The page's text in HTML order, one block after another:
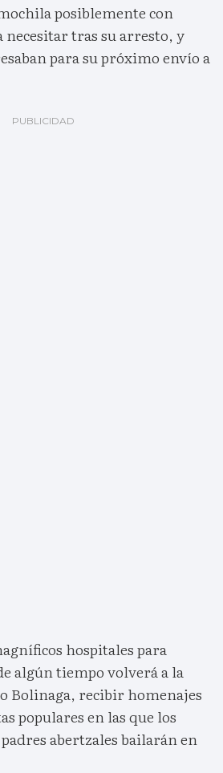
posiblemente con
necesitar tras su arresto, y
para su próximo envío a
hospitales para
algún tiempo volverá a la
Bolinaga, recibir homenajes
populares en las que los
abertzales bailarán en